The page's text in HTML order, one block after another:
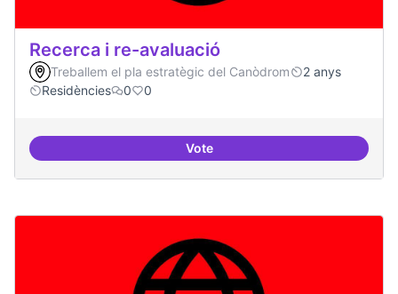
Recerca i re-avaluació
Treballem el pla estratègic del Canòdrom
2 anys
Residències
0 0
VoteRecerca i re-avaluació